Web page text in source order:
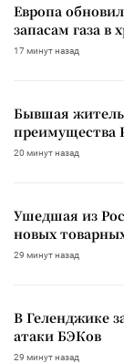
Европа
запасам газа в
17 минут назад
Бывшая
преимущества
20 минут назад
Ушедшая из
новых
29 минут назад
В Геленджике
атаки БЭКов
29 минут назад